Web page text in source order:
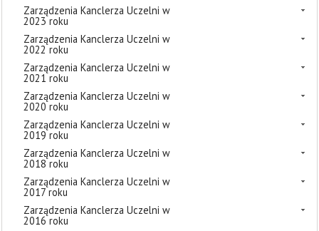
Zarządzenia Kanclerza Uczelni w
2023 roku
Zarządzenia Kanclerza Uczelni w
2022 roku
Zarządzenia Kanclerza Uczelni w
2021 roku
Zarządzenia Kanclerza Uczelni w
2020 roku
Zarządzenia Kanclerza Uczelni w
2019 roku
Zarządzenia Kanclerza Uczelni w
2018 roku
Zarządzenia Kanclerza Uczelni w
2017 roku
Zarządzenia Kanclerza Uczelni w
2016 roku